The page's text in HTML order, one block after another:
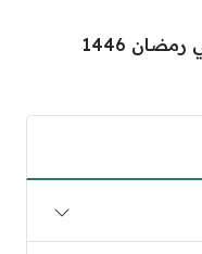
1446